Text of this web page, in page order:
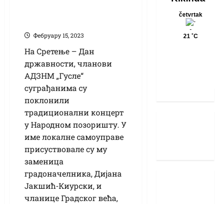
Фебруарy 15, 2023
На Сретење – Дан
државности, чланови
АДЗНМ „Гусле“
суграђанима су
поклонили
традиционални концерт
у Народном позоришту. У
име локалне самоуправе
присуствовале су му
заменица
градоначелника, Дијана
Јакшић-Киурски, и
чланице Градског већа,